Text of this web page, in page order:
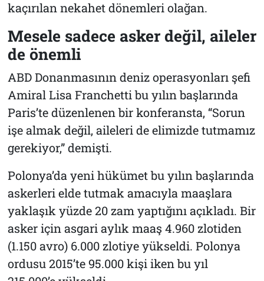
kaçırılan nekahet dönemleri olağan.
Mesele sadece asker değil, aileler
de önemli
ABD Donanmasının deniz operasyonları şefi
Amiral Lisa Franchetti bu yılın başlarında
Paris’te düzenlenen bir konferansta, “Sorun
işe almak değil, aileleri de elimizde tutmamız
gerekiyor,” demişti.
Polonya’da yeni hükümet bu yılın başlarında
askerleri elde tutmak amacıyla maaşlara
yaklaşık yüzde 20 zam yaptığını açıkladı. Bir
asker için asgari aylık maaş 4.960 zlotiden
(1.150 avro) 6.000 zlotiye yükseldi. Polonya
ordusu 2015’te 95.000 kişi iken bu yıl